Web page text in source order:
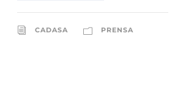
CADASA PRENSA